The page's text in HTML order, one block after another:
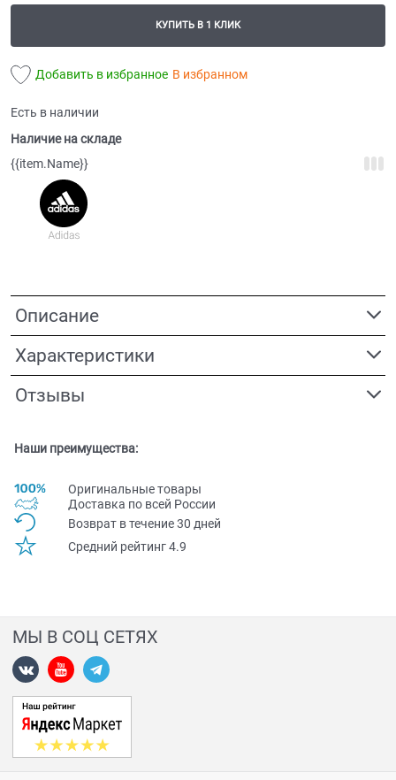
КУПИТЬ В 1 КЛИК
Добавить в избранное В избранном
Есть в наличии
Наличие на складе
{{item.Name}}
Описание
Характеристики
Отзывы
Наши преимущества:
Оригинальные товары
Доставка по всей Pоссии
Возврат в течение 30 дней
Средний рейтинг 4.9
МЫ В СОЦ СЕТЯХ